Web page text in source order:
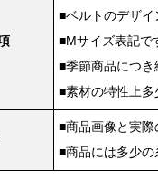
■ベルトのデザイ
■Mサイズ表記で
■季節商品につき
■素材の特性上多
■商品画像と実際
■商品には多少の